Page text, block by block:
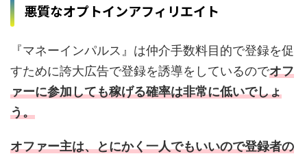
悪質なオプトインアフィリエイト
『マネーインパルス』は仲介手数料目的で登録を促
すために誇大広告で登録を誘導をしているのでオフ
ァーに参加しても稼げる確率は非常に低いでしょ
う。
オファー主は、とにかく一人でもいいので登録者の